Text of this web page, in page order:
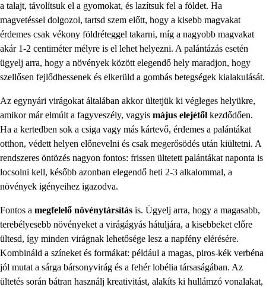
a talajt, távolítsuk el a gyomokat, és lazítsuk fel a földet. Ha
magvetéssel dolgozol, tartsd szem előtt, hogy a kisebb magvakat
érdemes csak vékony földréteggel takarni, míg a nagyobb magvakat
akár 1-2 centiméter mélyre is el lehet helyezni. A palántázás esetén
ügyelj arra, hogy a növények között elegendő hely maradjon, hogy
szellősen fejlődhessenek és elkerüld a gombás betegségek kialakulását.
Az egynyári virágokat általában akkor ültetjük ki végleges helyükre,
amikor már elmúlt a fagyveszély, vagyis május elejétől kezdődően.
Ha a kertedben sok a csiga vagy más kártevő, érdemes a palántákat
otthon, védett helyen előnevelni és csak megerősödés után kiültetni. A
rendszeres öntözés nagyon fontos: frissen ültetett palántákat naponta is
locsolni kell, később azonban elegendő heti 2-3 alkalommal, a
növények igényeihez igazodva.
Fontos a megfelelő növénytársítás is. Ügyelj arra, hogy a magasabb,
terebélyesebb növényeket a virágágyás hátuljára, a kisebbeket előre
ültesd, így minden virágnak lehetősége lesz a napfény elérésére.
Kombináld a színeket és formákat: például a magas, piros-kék verbéna
jól mutat a sárga bársonyvirág és a fehér lobélia társaságában. Az
ültetés során bátran használj kreativitást, alakíts ki hullámzó vonalakat,